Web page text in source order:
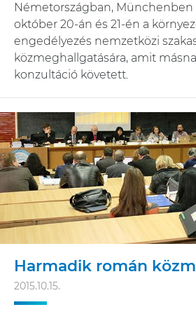
Németországban, Münchenben
október 20-án és 21-én a
engedélyezés nemzetközi
közmeghallgatására, amit
konzultáció követett.
Harmadik román
2015.10.15.